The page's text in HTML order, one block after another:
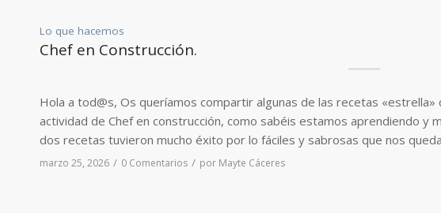
Lo que hacemos
Chef en Construcción.
Hola a tod@s, Os queríamos compartir algunas de las recetas
actividad de Chef en construcción, como sabéis estamos aprendiendo y
dos recetas tuvieron mucho éxito por lo fáciles y sabrosas que nos
marzo 25, 2026 / 0 Comentarios / por Mayte Cáceres